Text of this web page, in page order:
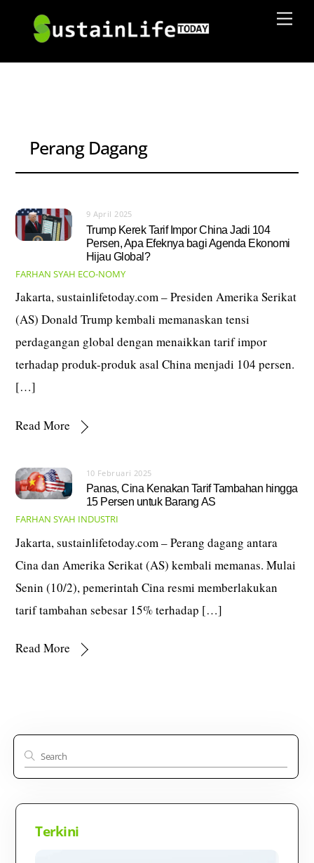
content
Perang Dagang
9 April 2025
Trump Kerek Tarif Impor China Jadi 104
Persen, Apa Efeknya bagi Agenda Ekonomi
Hijau Global?
FARHAN SYAH ECO-NOMY
Jakarta, sustainlifetoday.com – Presiden Amerika Serikat
(AS) Donald Trump kembali memanaskan tensi
perdagangan global dengan menaikkan tarif impor
terhadap produk-produk asal China menjadi 104 persen.
[…]
Read More
10 Februari 2025
Panas, Cina Kenakan Tarif Tambahan hingga
15 Persen untuk Barang AS
FARHAN SYAH INDUSTRI
Jakarta, sustainlifetoday.com – Perang dagang antara
Cina dan Amerika Serikat (AS) kembali memanas. Mulai
Senin (10/2), pemerintah Cina resmi memberlakukan
tarif tambahan sebesar 15% terhadap […]
Read More
Terkini